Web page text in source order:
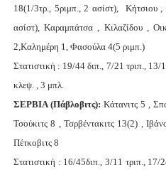
18(1/3τρ., 5ριμπ., 2 ασίστ), Κήτσιου
ασίστ), Καραμπάτσα , Κιλαζίδου ,
2,Καλημέρη 1, Φασούλα 4(5 ριμπ.)
Στατιστική : 19/44 διπ., 7/21 τριπ.,
κλεψ. , 3 μπλ.
ΣΕΡΒΙΑ (Πάβλοβιτς): Κάτανιτς 5 ,
Τσούκιτς 8 , Τσρβέντακιτς 13(2) ,
Πέτκοβιτς 8
Στατιστική : 16/45διπ., 3/11 τριπ.,